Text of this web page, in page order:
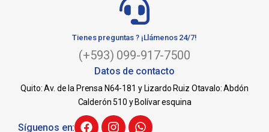
Tienes preguntas ? ¡Llámenos 24/7!
(+593) 099-917-7500
Datos de contacto
Quito: Av. de la Prensa N64-181 y Lizardo Ruiz Otavalo: Abdón
Calderón 510 y Bolívar esquina
Síguenos en: